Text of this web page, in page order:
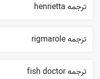
ترجمه henrietta
ترجمه rigmarole
ترجمه fish doctor